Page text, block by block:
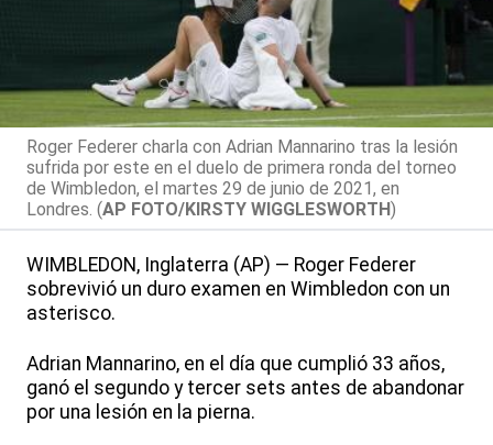
Roger Federer charla con Adrian Mannarino tras la lesión
sufrida por este en el duelo de primera ronda del torneo
de Wimbledon, el martes 29 de junio de 2021, en
Londres. (AP FOTO/KIRSTY WIGGLESWORTH)
WIMBLEDON, Inglaterra (AP) — Roger Federer
sobrevivió un duro examen en Wimbledon con un
asterisco.
Adrian Mannarino, en el día que cumplió 33 años,
ganó el segundo y tercer sets antes de abandonar
por una lesión en la pierna.